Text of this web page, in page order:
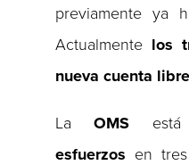
previamente ya
Actualmente los
nueva cuenta
LaOMS
esfuerzos en